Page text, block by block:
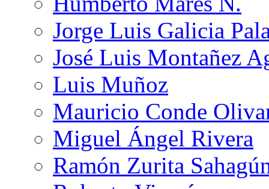
Jorge Luis Galicia
José Luis Montañez
Luis Muñoz
Mauricio Conde
Miguel Ángel Rivera
Ramón Zurita